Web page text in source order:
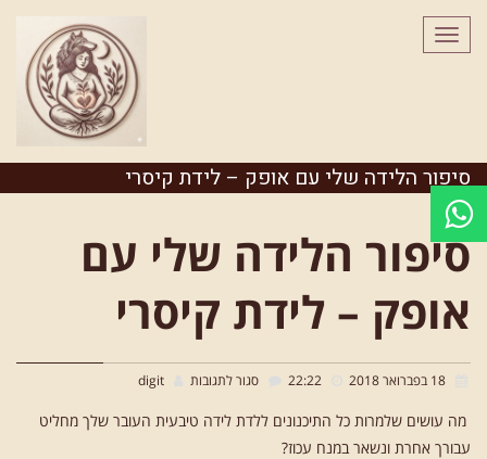
לתוכן
תפריט
סיפור הלידה שלי עם אופק – לידת קיסרי
סיפור הלידה שלי עם
אופק – לידת קיסרי
סגור לתגובות digit
מה עושים שלמרות כל התיכנונים ללדת לידה טיבעית העובר שלך מחליט
עבורך אחרת ונשאר במנח עכוז?